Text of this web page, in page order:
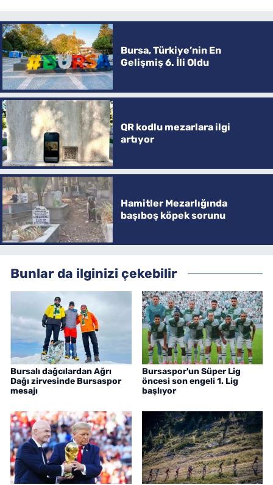
Bursa, Türkiye’nin En
Gelişmiş 6. İli Oldu
QR kodlu mezarlara ilgi
artıyor
Hamitler Mezarlığında
başıboş köpek sorunu
Bunlar da ilginizi çekebilir
Bursalı dağcılardan Ağrı
Dağı zirvesinde Bursaspor
mesajı
Bursaspor'un Süper Lig
öncesi son engeli 1. Lig
başlıyor